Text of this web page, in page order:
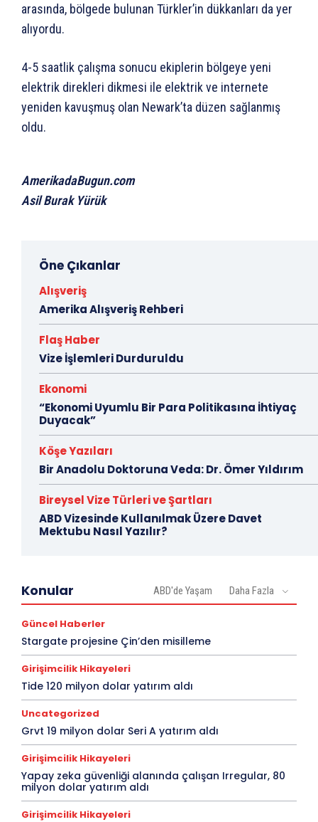
arasında, bölgede bulunan Türkler’in dükkanları da yer
alıyordu.
4-5 saatlik çalışma sonucu ekiplerin bölgeye yeni
elektrik direkleri dikmesi ile elektrik ve internete
yeniden kavuşmuş olan Newark’ta düzen sağlanmış
oldu.
AmerikadaBugun.com
Asil Burak Yürük
Öne Çıkanlar
Alışveriş
Amerika Alışveriş Rehberi
Flaş Haber
Vize İşlemleri Durduruldu
Ekonomi
“Ekonomi Uyumlu Bir Para Politikasına İhtiyaç
Duyacak”
Köşe Yazıları
Bir Anadolu Doktoruna Veda: Dr. Ömer Yıldırım
Bireysel Vize Türleri ve Şartları
ABD Vizesinde Kullanılmak Üzere Davet
Mektubu Nasıl Yazılır?
Konular ABD'de Yaşam Daha Fazla
Güncel Haberler
Stargate projesine Çin’den misilleme
Girişimcilik Hikayeleri
Tide 120 milyon dolar yatırım aldı
Uncategorized
Grvt 19 milyon dolar Seri A yatırım aldı
Girişimcilik Hikayeleri
Yapay zeka güvenliği alanında çalışan Irregular, 80
milyon dolar yatırım aldı
Girişimcilik Hikayeleri